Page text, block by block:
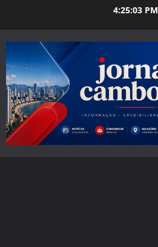
4:25:05 PM